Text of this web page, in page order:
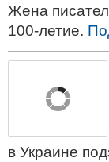
Жена
100-летие.
в Украине